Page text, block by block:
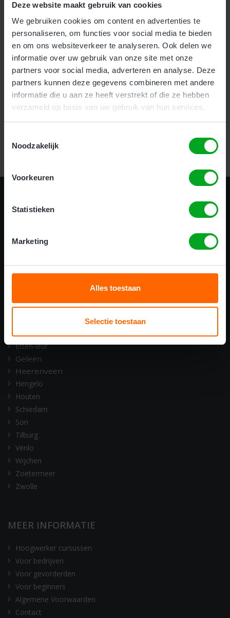
Deze website maakt gebruik van cookies
We gebruiken cookies om content en advertenties te
personaliseren, om functies voor social media te bieden
en om ons websiteverkeer te analyseren. Ook delen we
informatie over uw gebruik van onze site met onze
partners voor social media, adverteren en analyse. Deze
partners kunnen deze gegevens combineren met andere
informatie die u aan ze heeft verstrekt of die ze hebben
verzameld op basis van uw gebruik van hun services.
Noodzakelijk
Voorkeuren
Statistieken
Marketing
Alles toestaan
Selectie toestaan
Voor bedrijven bieden wij onze nieuwe en zeer effectieve
uurs Incompany trainingaan.
Als particulier kunt u uw hoogwerker certificaat halen
opmeerdere locatiesdoor heel het land.
Certificering in 1 uur!
Deventer
Emmen
Etten-leur
Geleen
Heerenveen
Hengelo
Houten
Schiedam
Son
Tilburg
Venlo
Wijchen
Zoetermeer
Zwolle
MEER INFORMATIE
Hoogwerker cursussen
Voor bedrijven
Voor gevorderden
Voor beginners
Algemene Voorwaarden
Contact